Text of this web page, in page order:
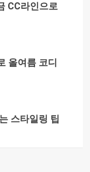
CC라인으로
올여름 코디
스타일링 팁